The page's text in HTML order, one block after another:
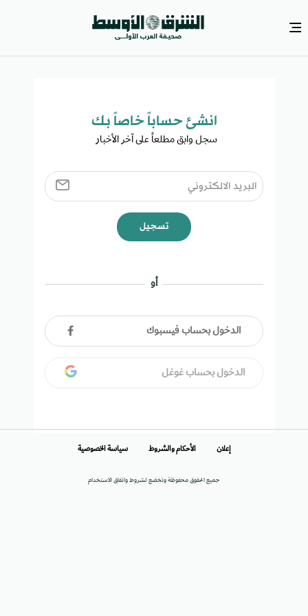
انشئ حساباً خاصاً بك​
سجل وابق مطلعاً على آخر الأخبار ​
تسجيل
أو
الدخول بحساب فيسبوك
الدخول بحساب غوغل
جميع الحقوق محفوظة وتخضع لشروط واتفاق الاستخدام
إعلان الأحكام والشروط سياسة الخصوصية